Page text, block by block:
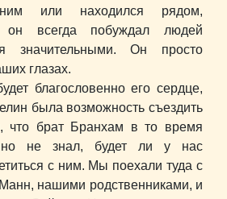
или находился рядом,
он всегда побуждал людей
значительными. Он просто
глазах.
благословенно его сердце,
была возможность съездить
что брат Бранхам в то время
но не знал, будет ли у нас
с ним. Мы поехали туда с
нашими родственниками, и